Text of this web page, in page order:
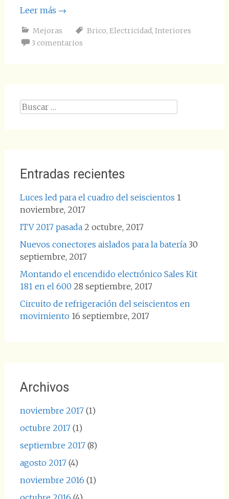
Leer más →
Mejoras Brico, Electricidad, Interiores
3 comentarios
Buscar:
Entradas recientes
Luces led para el cuadro del seiscientos 1
noviembre, 2017
ITV 2017 pasada 2 octubre, 2017
Nuevos conectores aislados para la batería 30
septiembre, 2017
Montando el encendido electrónico Sales Kit
181 en el 600 28 septiembre, 2017
Circuito de refrigeración del seiscientos en
movimiento 16 septiembre, 2017
Archivos
noviembre 2017(1)
octubre 2017(1)
septiembre 2017(8)
agosto 2017(4)
noviembre 2016 (1)